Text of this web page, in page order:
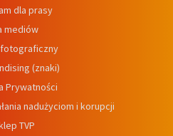
dla prasy
mediów
(znaki)
Prywatności
nadużyciom i korupcji
TVP